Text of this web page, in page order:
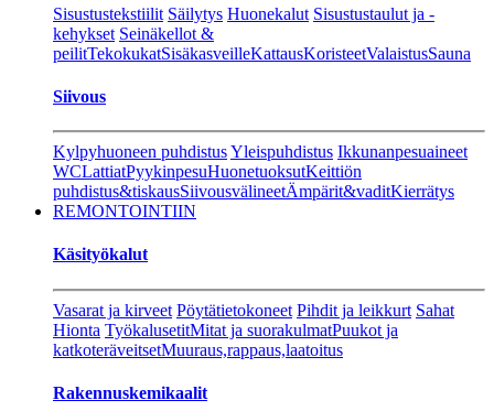
Sisustustekstiilit Säilytys Huonekalut Sisustustaulut ja -
kehykset Seinäkellot &
peilitTekokukatSisäkasveilleKattausKoristeetValaistusSauna
Siivous
Kylpyhuoneen puhdistusYleispuhdistus Ikkunanpesuaineet
WCLattiatPyykinpesuHuonetuoksutKeittiön
puhdistus&tiskausSiivousvälineetÄmpärit&vaditKierrätys
REMONTOINTIIN
Käsityökalut
Vasarat ja kirveet Pöytätietokoneet Pihdit ja leikkurt Sahat
Hionta TyökalusetitMitat ja suorakulmatPuukot ja
katkoteräveitsetMuuraus,rappaus,laatoitus
Rakennuskemikaalit